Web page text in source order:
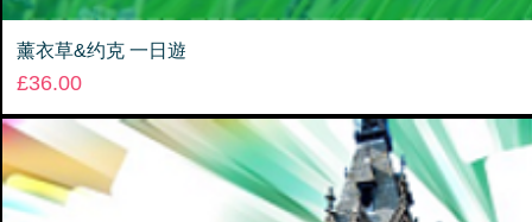
薰衣草&约克 一日遊
Price
£36.00